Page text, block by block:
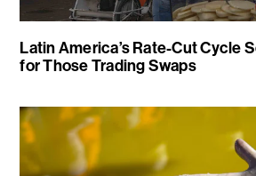
Latin America’s Rate-Cut Cycle
for Those Trading Swaps